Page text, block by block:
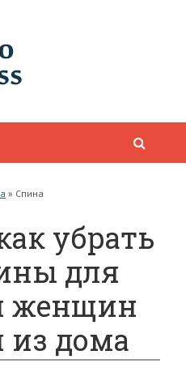
» Спина
убрать
для
женщин
из дома